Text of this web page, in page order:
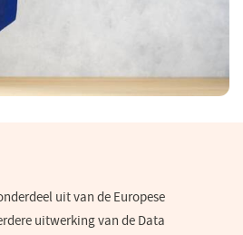
uit van de Europese
uitwerking van de Data